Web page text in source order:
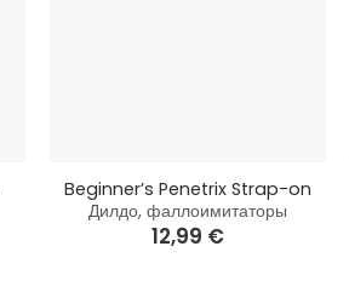
Beginner’s Penetrix Strap-on
Дилдо, фаллоимитаторы
12,99 €